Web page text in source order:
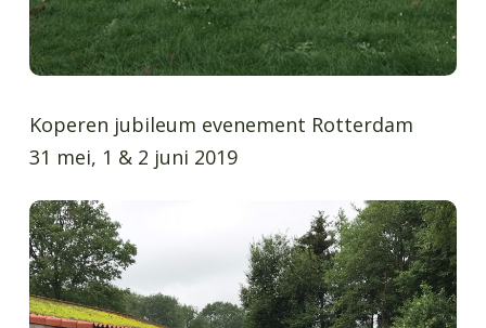
Koperen jubileum evenement Rotterdam
31 mei, 1 & 2 juni 2019